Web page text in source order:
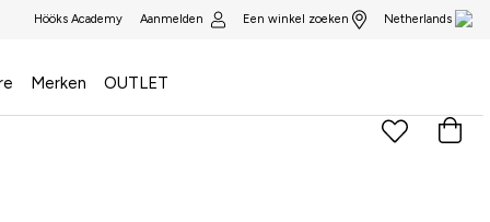
Hööks Academy Aanmelden Een winkel zoeken Netherlands
Merken OUTLET